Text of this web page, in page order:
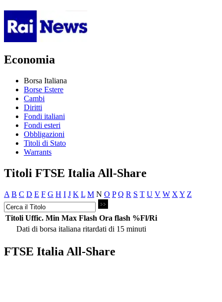
Economia
Borsa Italiana
Borse Estere
Cambi
Diritti
Fondi italiani
Fondi esteri
Obbligazioni
Titoli di Stato
Warrants
Titoli FTSE Italia All-Share
A B C D E F G H I J K L M N O P Q R S T U V W X Y Z
Titoli Uffic. Min Max Flash Ora flash %Fl/Ri
Dati di borsa italiana ritardati di 15 minuti
FTSE Italia All-Share